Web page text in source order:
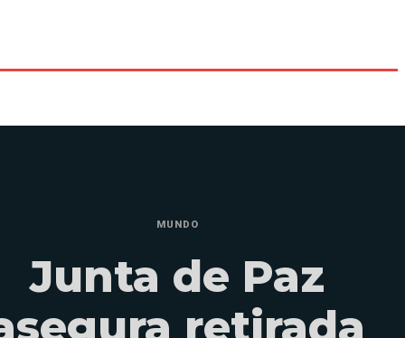
MUNDO
Junta de Paz